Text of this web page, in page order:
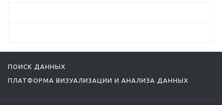
ПОИСК ДАННЫХ
ПЛАТФОРМА ВИЗУАЛИЗАЦИИ И АНАЛИЗА ДАННЫХ